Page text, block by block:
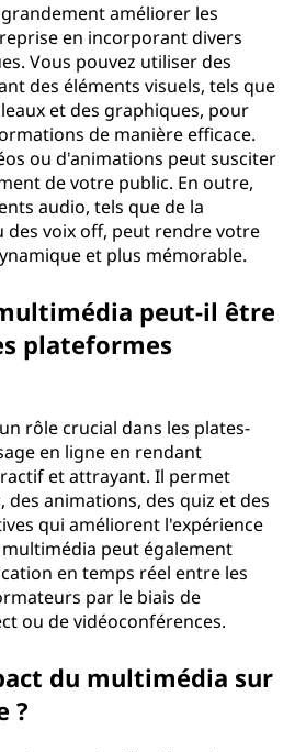
améliorer les
en incorporant divers
Vous pouvez utiliser des
des éléments visuels, tels que
et des graphiques, pour
de manière efficace.
ou d'animations peut susciter
de votre public. En outre,
audio, tels que de la
des voix off, peut rendre votre
et plus mémorable.
peut-il être
plateformes
rôle crucial dans les plates-
en ligne en rendant
et attrayant. Il permet
des animations, des quiz et des
qui améliorent l'expérience
peut également
en temps réel entre les
par le biais de
ou de vidéoconférences.
du multimédia sur
?